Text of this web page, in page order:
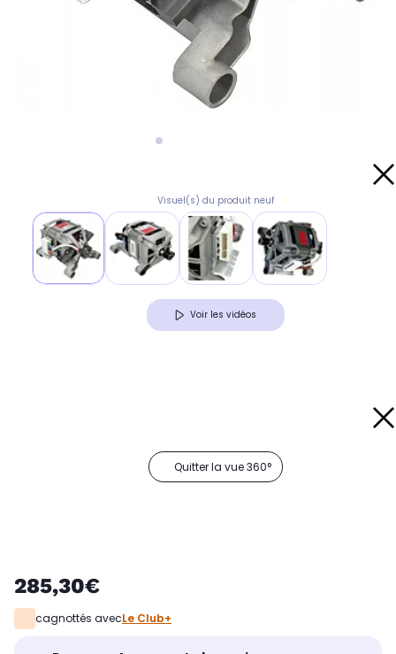
Visuel(s) du produit neuf
Voir les vidéos
Quitter la vue 360°
285,30€
cagnottés avecLe Club+